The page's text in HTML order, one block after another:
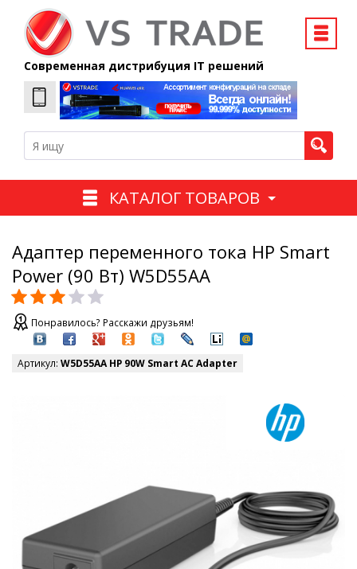
Современная дистрибуция IT решений
КАТАЛОГ ТОВАРОВ
Адаптер переменного тока HP Smart
Power (90 Вт) W5D55AA
Понравилось? Расскажи друзьям!
Артикул: W5D55AA HP 90W Smart AC Adapter